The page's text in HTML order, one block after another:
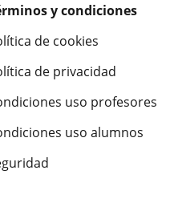
y condiciones
de cookies
de privacidad
uso profesores
uso alumnos